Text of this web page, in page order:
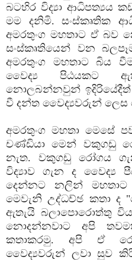
බටහිර විද්‍යා ආධිපත්‍යය
මම දනිමි. සංස්‌කෘතික
අමරතුංග මහතාට ඒ බව
සංස්‌කෘතියෙන් වන
අමරතුංග මහතාට බිය
වෛද්‍ය පිඨයකට
නොලබන්නවුන්
වී දන්ත වෛද්‍යවරුන් ලෙස
අමරතුංග මහතා මෙසේ
චණ්‌ඩියා මෙන් වකුගඩු
නැත. වකුගඩු රෝගය
විද්‍යාව ගැන ද වෛද්‍ය
දෙන්නට නලින්
මෙවැනි උද්ධච්ඡ කතා ද
ඇතැයි බලාපොරොත්තු
නොදන්නවාට අපි
කතාකරමු. අපි ඒ
වෛද්‍යවරුන් ලවා සුව